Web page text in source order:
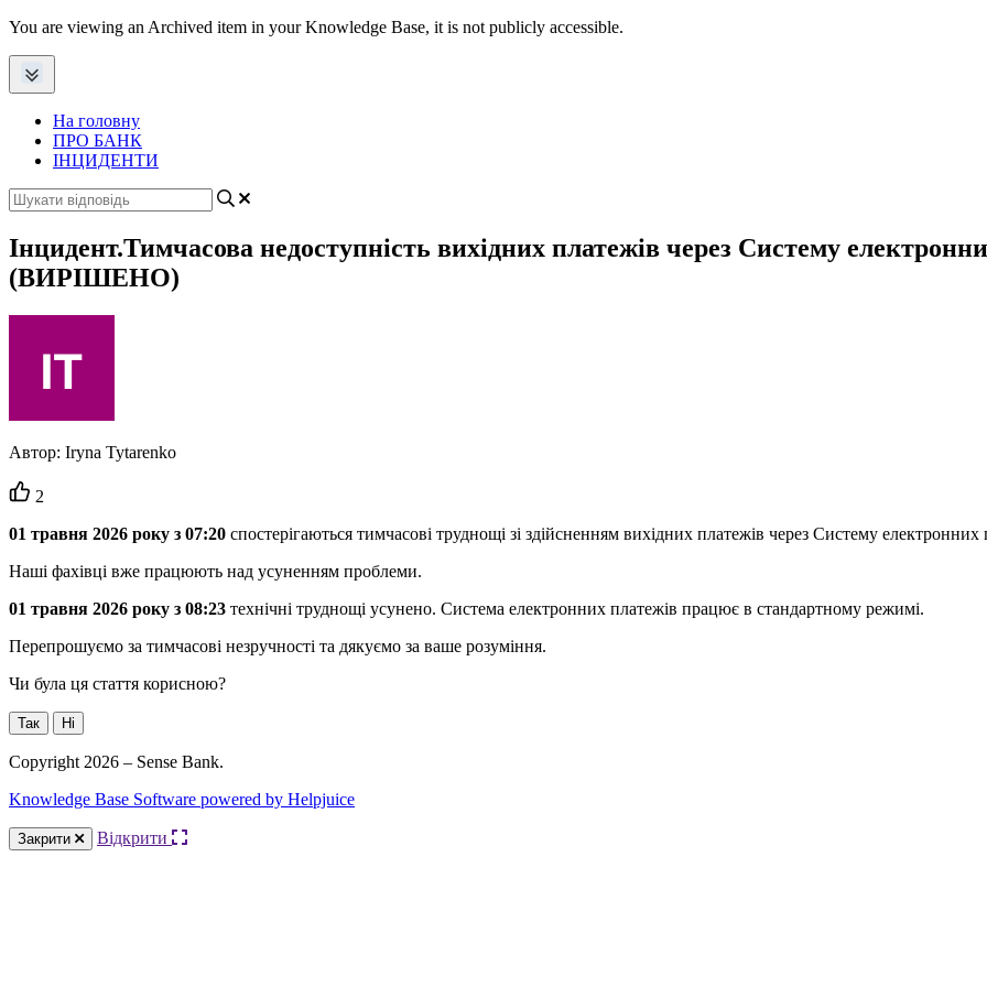
You are viewing an Archived item in your Knowledge Base, it is not publicly accessible.
На головну
ПРО БАНК
ІНЦИДЕНТИ
Інцидент.Тимчасова недоступність вихідних платежів через Систему
(ВИРІШЕНО)
Автор: Iryna Tytarenko
Кількість
вподобайок:
2
01 травня 2026 року з 07:20 спостерігаються тимчасові труднощі зі здійсненням вихідних платежів через Систему електронних
Наші фахівці вже працюють над усуненням проблеми.
01 травня 2026 року з 08:23 технічні труднощі усунено. Система електронних платежів працює в стандартному режимі.
Перепрошуємо за тимчасові незручності та дякуємо за ваше розуміння.
Чи була ця стаття корисною?
Так Ні
Copyright 2026 – Sense Bank.
Knowledge Base Software powered by Helpjuice
Закрити Відкрити